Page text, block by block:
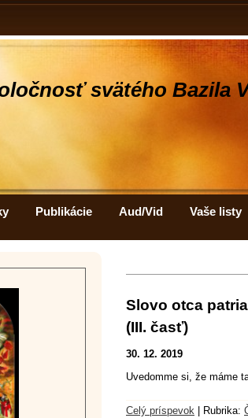
svätého Bazila
Publikácie Aud/Vid Vaše listy
Slovo otca
(III. časť)
30. 12. 2019
Uvedomme si, že máme
Celý príspevok Rubrika: